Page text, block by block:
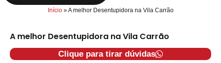
Início»A melhor Desentupidora na Vila Carrão
A melhor Desentupidora na Vila Carrão
Clique para tirar dúvidas